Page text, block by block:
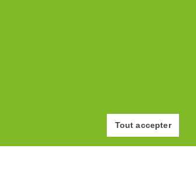
Tout accepter
© Association des Paysannes Vaudoises · 2026
y.ka graphic design